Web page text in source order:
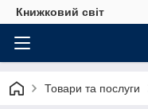
Книжковий світ
Товари та послуги